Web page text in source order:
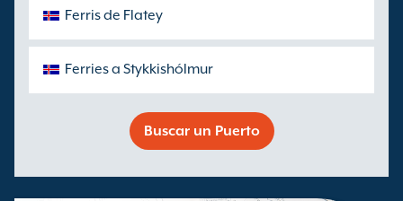
Ferris de Flatey
Ferries a Stykkishólmur
Buscar un Puerto